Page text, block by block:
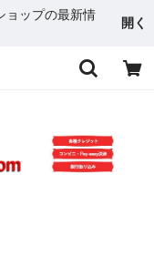
ョップの最新情
開く